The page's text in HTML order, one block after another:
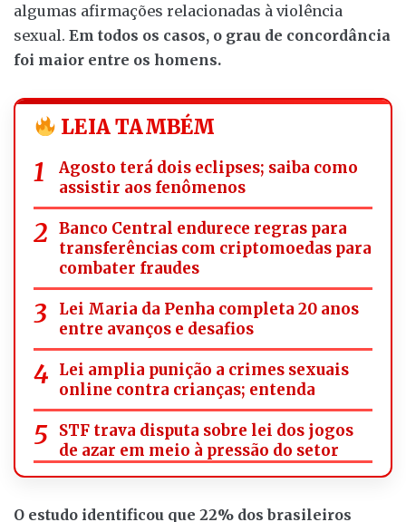
algumas afirmações relacionadas à violência
sexual. Em todos os casos, o grau de concordância
foi maior entre os homens.
LEIA TAMBÉM
Agosto terá dois eclipses; saiba como
assistir aos fenômenos
Banco Central endurece regras para
transferências com criptomoedas para
combater fraudes
Lei Maria da Penha completa 20 anos
entre avanços e desafios
Lei amplia punição a crimes sexuais
online contra crianças; entenda
STF trava disputa sobre lei dos jogos
de azar em meio à pressão do setor
O estudo identificou que 22% dos brasileiros